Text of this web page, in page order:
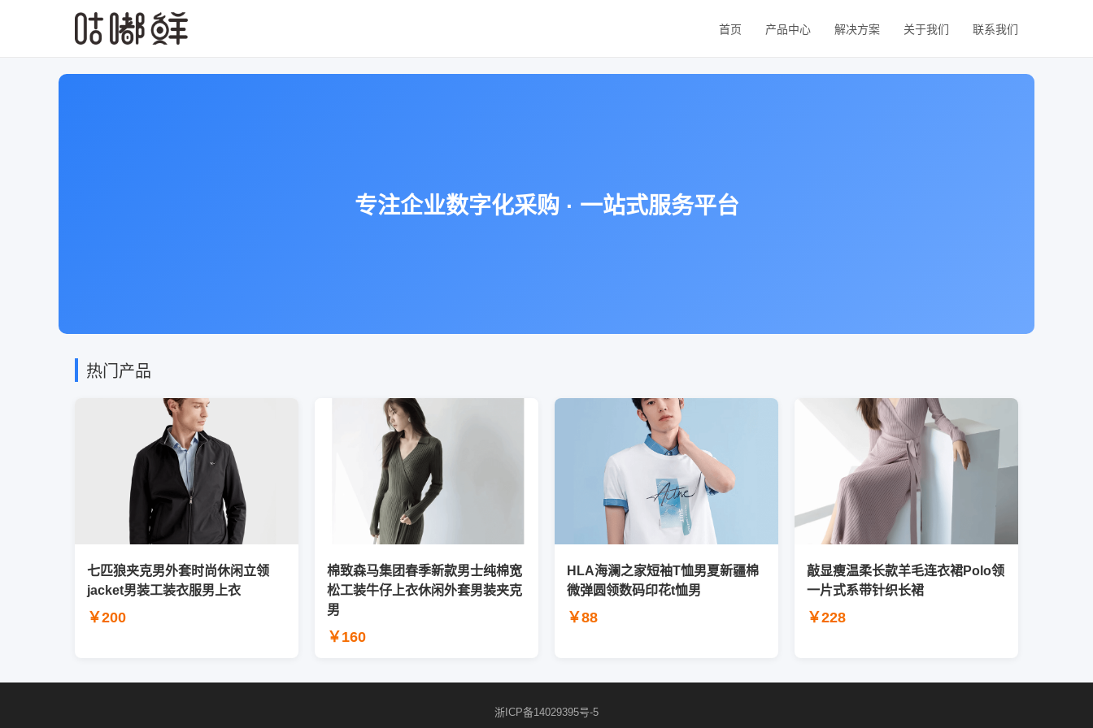
首页 产品中心 解决方案 关于我们 联系我们
专注企业数字化采购 · 一站式服务平台
热门产品
七匹狼夹克男外套时尚休闲立领
jacket男装工装衣服男上衣
￥200
棉致森马集团春季新款男士纯棉宽
松工装牛仔上衣休闲外套男装夹克
男
￥160
HLA海澜之家短袖T恤男夏新疆棉
微弹圆领数码印花t恤男
￥88
敲显瘦温柔长款羊毛连衣裙Polo领
一片式系带针织长裙
￥228
浙ICP备14029395号-5